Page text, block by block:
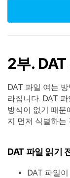
2부.
DAT 파일 여는
라집니다. DAT
방식이 없기 때문
지 먼저 식별하는
DAT 파일 읽기
DAT 파일